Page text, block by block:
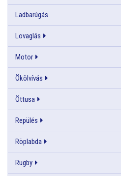
Ladbarúgás
Lovaglás
Motor
Ökölvívás
Öttusa
Repülés
Röplabda
Rugby